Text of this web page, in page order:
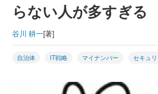
らない人が多すぎる
谷川 耕一[著]
自治体 IT戦略 マイナンバー セキュ